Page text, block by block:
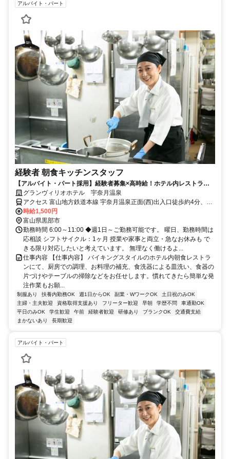
アルバイト・パート
経験者 朝食キッチンスタッフ
【アルバイト・パート採用】経験者募集×高時給！ホテル内レストラン
の朝食キッチンスタッフ／ブランクOK
グランヴィリオホテル 宇奈月温泉
アクセス 富山地方鉄道本線 宇奈月温泉正面(西)出入口徒歩約4分、黒
部峡谷鉄道 宇奈月徒歩約7分
時給1,500円
富山県黒部市
勤務時間 6:00～11:00 ◆週1日～ご勤務可能です。 曜日、勤務時間は
応相談 シフトサイクル：1ヶ月 授業や家事と両立・急なお休みも で
きる限り対応したいと考えています。 無理なく働けるよ...
仕事内容 【仕事内容】 バイキングスタイルのホテル内朝食レストラ
ンにて、厨房での調理、お料理の補充、食洗器による皿洗い、食器の
片づけやテーブルの掃除などをお任せします。慣れてきたら簡単な発
注作業もお願...
制服あり 扶養内勤務OK 週1日からOK 副業・WワークOK
土日祝のみOK
主婦・主夫歓迎
資格取得支援あり フリーター歓迎 早朝 学歴不問
車通勤OK
平日のみOK
学生歓迎 午前 経験者歓迎 研修あり ブランクOK
交通費支給
まかないあり
長期歓迎
アルバイト・パート